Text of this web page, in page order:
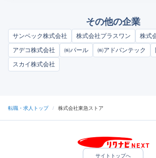
その他の企業
サンベック株式会社 株式会社プラスワン 株式
アデコ株式会社
㈱パール ㈱アドバンテック
スカイ株式会社
転職・求人トップ / 株式会社東急ストア
サイトトップへ